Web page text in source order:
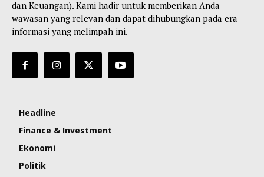
dan Keuangan). Kami hadir untuk memberikan Anda
wawasan yang relevan dan dapat dihubungkan pada era
informasi yang melimpah ini.
Headline
Finance & Investment
Ekonomi
Politik